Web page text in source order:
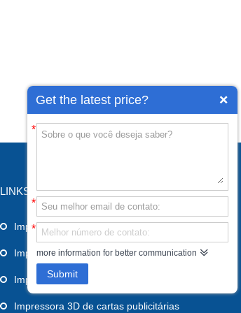
Get the latest price?
*
*
*
more information for better communication
Submit
LINKS
Impressora PLA 3D
Impressora 3D Industrial
Impressora 3D de grande formato
Impressora 3D de cartas publicitárias